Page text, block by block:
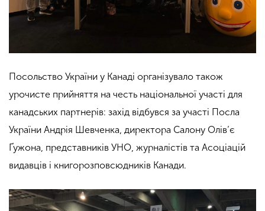
Посольство України у Канаді організувало також
урочисте прийняття на честь національної участі для
канадських партнерів: захід відбувся за участі Посла
України Андрія Шевченка, директора Салону Олів’є
Ґужона, представників УНО, журналістів та Асоціацій
видавців і книгорозповсюдників Канади.